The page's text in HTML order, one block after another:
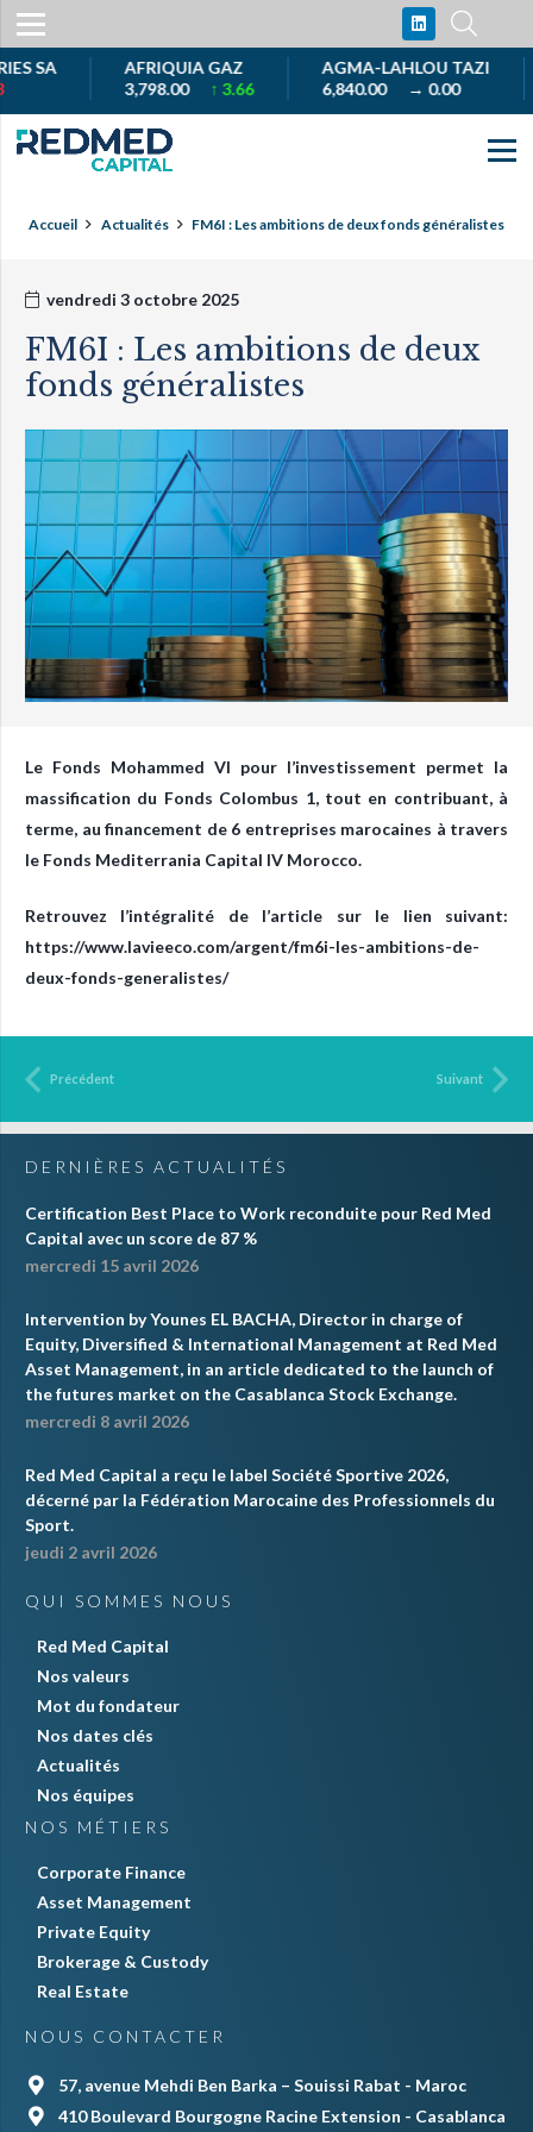
AFRIQUIA GAZ
3,798.00↑ 3.66
AGMA-LAHLOU TAZI
6,840.00→ 0.00
Accueil Actualités FM6I : Les ambitions de deux fonds généralistes
vendredi 3 octobre 2025
FM6I : Les ambitions de deux
fonds généralistes
Le Fonds Mohammed VI pour l’investissement permet la
massification du Fonds Colombus 1, tout en contribuant, à
terme, au financement de 6 entreprises marocaines à travers
le Fonds Mediterrania Capital IV Morocco.
Retrouvez l’intégralité de l’article sur le lien suivant:
https://www.lavieeco.com/argent/fm6i-les-ambitions-de-
deux-fonds-generalistes/
Précédent Suivant
DERNIÈRES ACTUALITÉS
Certification Best Place to Work reconduite pour Red Med
Capital avec un score de 87 %
mercredi 15 avril 2026
Intervention by Younes EL BACHA, Director in charge of
Equity, Diversified & International Management at Red Med
Asset Management, in an article dedicated to the launch of
the futures market on the Casablanca Stock Exchange.
mercredi 8 avril 2026
Red Med Capital a reçu le label Société Sportive 2026,
décerné par la Fédération Marocaine des Professionnels du
Sport.
jeudi 2 avril 2026
QUI SOMMES NOUS
Red Med Capital
Nos valeurs
Mot du fondateur
Nos dates clés
Actualités
Nos équipes
NOS MÉTIERS
Corporate Finance
Asset Management
Private Equity
Brokerage & Custody
Real Estate
NOUS CONTACTER
57, avenue Mehdi Ben Barka – Souissi Rabat - Maroc
410 Boulevard Bourgogne Racine Extension - Casablanca